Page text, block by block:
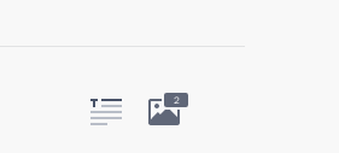
2